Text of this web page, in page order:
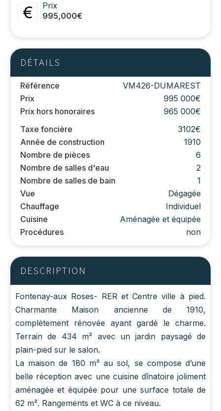
Prix
995,000€
DÉTAILS
Référence
VM426-DUMAREST
Prix
995 000€
Prix hors honoraires
965 000€
Taxe foncière
3102€
Année de construction
1910
Nombre de pièces
6
Nombre de salles d'eau
2
Nombre de salles de bain
1
Vue
Dégagée
Chauffage
Individuel
Cuisine
Aménagée et équipée
Procédures
non
DESCRIPTION
Fontenay-aux Roses- RER et Centre ville à pied.
Charmante Maison ancienne de 1910,
complètement rénovée ayant gardé le charme.
Terrain de 434 m² avec un jardin paysagé de
plain-pied sur le salon.
La maison de 180 m² au sol, se compose d’une
belle réception avec une cuisine dînatoire joliment
aménagée et équipée pour une surface totale de
62 m². Rangements et WC à ce niveau.